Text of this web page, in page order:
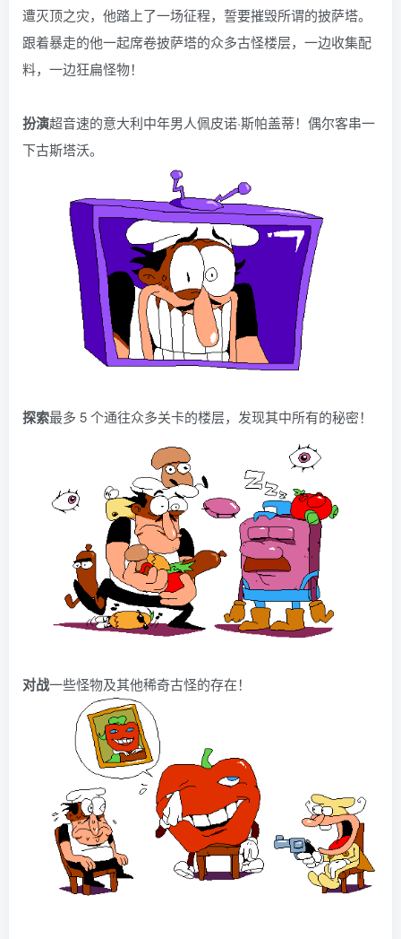
遭灭顶之灾，他踏上了一场征程，誓要摧毁所谓的披萨塔。
跟着暴走的他一起席卷披萨塔的众多古怪楼层，一边收集配
料，一边狂扁怪物！
扮演超音速的意大利中年男人佩皮诺·斯帕盖蒂！偶尔客串一
下古斯塔沃。
探索最多 5 个通往众多关卡的楼层，发现其中所有的秘密！
对战一些怪物及其他稀奇古怪的存在！